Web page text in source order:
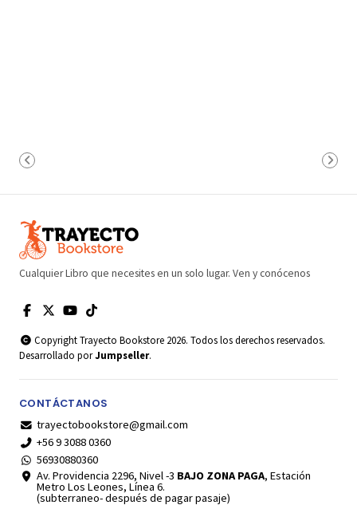
Cualquier Libro que necesites en un solo lugar. Ven y conócenos
Copyright Trayecto Bookstore 2026. Todos los derechos reservados.
Desarrollado porJumpseller.
CONTÁCTANOS
trayectobookstore@gmail.com
+56 9 3088 0360
56930880360
Av. Providencia 2296, Nivel -3 BAJO ZONA PAGA, Estación
Metro Los Leones, Línea 6.
(subterraneo- después de pagar pasaje)